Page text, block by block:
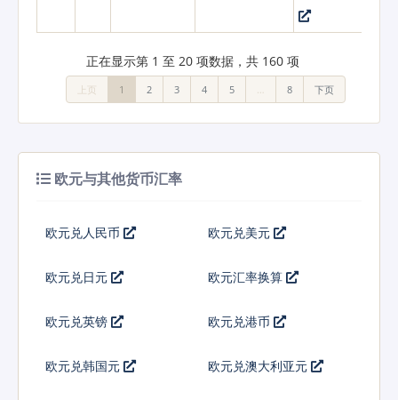
正在显示第 1 至 20 项数据，共 160 项
上页 1 2 3 4 5 8 下页
欧元与其他货币汇率
欧元兑人民币 欧元兑美元
欧元兑日元 欧元汇率换算
欧元兑英镑 欧元兑港币
欧元兑韩国元 欧元兑澳大利亚元